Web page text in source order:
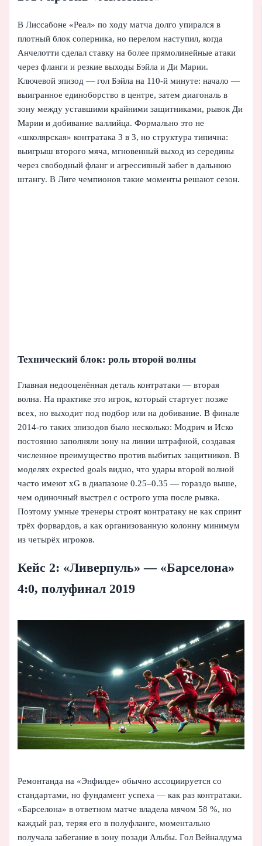
В Лиссабоне «Реал» по ходу матча долго упирался в
плотный блок соперника, но перелом наступил, когда
Анчелотти сделал ставку на более прямолинейные атаки
через фланги и резкие выходы Бэйла и Ди Марии.
Ключевой эпизод — гол Бэйла на 110‑й минуте: начало —
выигранное единоборство в центре, затем диагональ в
зону между уставшими крайними защитниками, рывок Ди
Марии и добивание валлийца. Формально это не
«школярская» контратака 3 в 3, но структура типична:
выигрыш второго мяча, мгновенный выход из середины
через свободный фланг и агрессивный забег в дальнюю
штангу. В Лиге чемпионов такие моменты решают сезон.
Технический блок: роль второй волны
Главная недооценённая деталь контратаки — вторая
волна. На практике это игрок, который стартует позже
всех, но выходит под подбор или на добивание. В финале
2014‑го таких эпизодов было несколько: Модрич и Иско
постоянно заполняли зону на линии штрафной, создавая
численное преимущество против выбитых защитников. В
моделях expected goals видно, что удары второй волной
часто имеют xG в диапазоне 0.25–0.35 — гораздо выше,
чем одиночный выстрел с острого угла после рывка.
Поэтому умные тренеры строят контратаку не как спринт
трёх форвардов, а как организованную колонну минимум
из четырёх игроков.
Кейс 2: «Ливерпуль» — «Барселона»
4:0, полуфинал 2019
Ремонтанда на «Энфилде» обычно ассоциируется со
стандартами, но фундамент успеха — как раз контратаки.
«Барселона» в ответном матче владела мячом 58 %, но
каждый раз, теряя его в полуфланге, моментально
получала забегание в зону позади Альбы. Гол Вейналдума